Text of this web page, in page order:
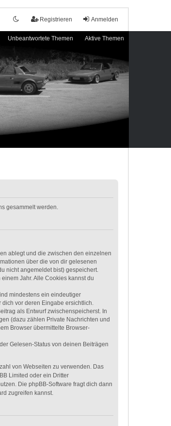
Anmelden
Registrieren
Unbeantwortete Themen Aktive Themen
gesammelt werden.
ablegt und die zwischen den einzelnen
über die von dir gelesenen
nicht angemeldet bist) gespeichert.
Jahr. Alle Cookies kannst du
mindestens ein eindeutiger
vor deren Eingabe ersichtlich.
als Entwurf zwischenspeicherst. In
(dazu zählen Private Nachrichten und
Browser übermittelte Browser-
Gelesen-Status von deinen Beiträgen
von Webseiten zu verwenden. Das
Limited oder ein Dritter
Die phpBB-Software fragt dich dann
zugreifen kannst.